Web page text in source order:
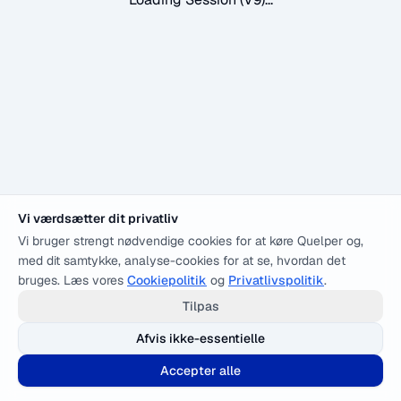
Vi værdsætter dit privatliv
Vi bruger strengt nødvendige cookies for at køre Quelper og,
med dit samtykke, analyse-cookies for at se, hvordan det
bruges. Læs vores Cookiepolitik og Privatlivspolitik.
Tilpas
Afvis ikke-essentielle
Accepter alle